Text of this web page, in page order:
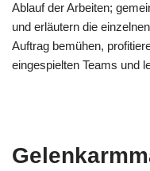
Ablauf der Arbeiten;
und erläutern die
Auftrag bemühen,
eingespielten Teams und